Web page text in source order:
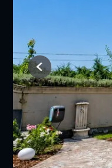
Previous